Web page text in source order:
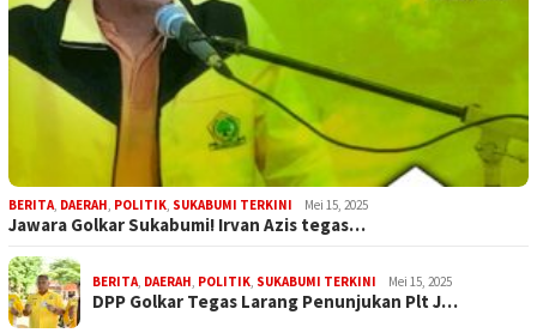
BERITA DAERAH POLITIK SUKABUMI TERKINI Mei 15, 2025
Jawara Golkar Sukabumi! Irvan Azis tegas…
BERITA DAERAH POLITIK SUKABUMI TERKINI Mei 15, 2025
DPP Golkar Tegas Larang Penunjukan Plt J…